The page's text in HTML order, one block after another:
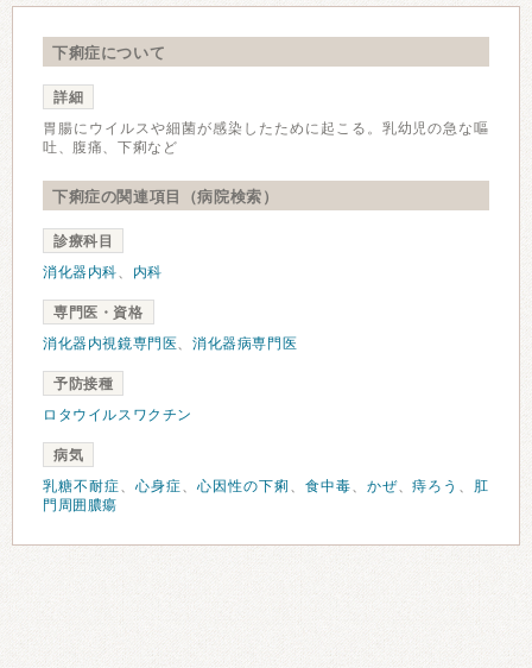
下痢症について
詳細
胃腸にウイルスや細菌が感染したために起こる。乳幼児の急な嘔
吐、腹痛、下痢など
下痢症の関連項目（病院検索）
診療科目
消化器内科、 内科
専門医・資格
消化器内視鏡専門医、消化器病専門医
予防接種
ロタウイルスワクチン
病気
乳糖不耐症、 心身症、 心因性の下痢 、 食中毒、 かぜ、痔ろう 、 肛
門周囲膿瘍